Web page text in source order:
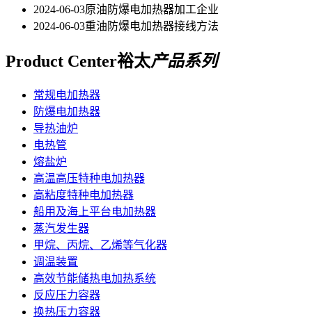
2024-06-03原油防爆电加热器加工企业
2024-06-03重油防爆电加热器接线方法
Product Center裕太产品系列
常规电加热器
防爆电加热器
导热油炉
电热管
熔盐炉
高温高压特种电加热器
高粘度特种电加热器
船用及海上平台电加热器
蒸汽发生器
甲烷、丙烷、乙烯等气化器
调温装置
高效节能储热电加热系统
反应压力容器
换热压力容器